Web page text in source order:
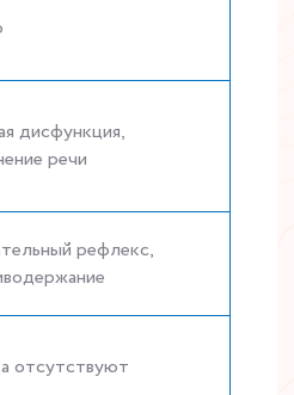
дисфункция,
речи
рефлекс,
отсутствуют